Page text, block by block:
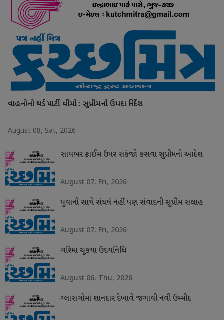
વાહનોનો થર્ડ પાર્ટી વીમો : સુપ્રીમનો ઉમદા નિર્દેશ
August 08, Sat, 2026
સાયબર ક્રાઈમ ઉપર સકંજો કસવા સુપ્રીમનો આદેશ
August 07, Fri, 2026
યુવાનો સાથે સંઘર્ષ નહીં પણ સંવાદની સુપ્રીમ સલાહ
August 07, Fri, 2026
ગરિમા ચૂકયા ઉદયનિધિ
August 06, Thu, 2026
ગ્લાસગોમાં શાનદાર દેખાવે જગાવી નવી ઉમ્મીદ